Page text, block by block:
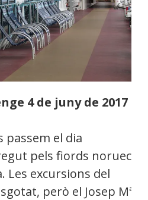
4 de juny de 2017
passem el dia
pels fiords noruecs
Les excursions del
però el Josep Mª i